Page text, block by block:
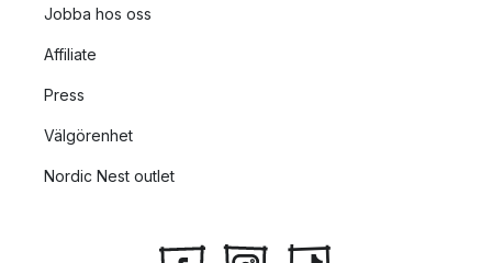
Jobba hos oss
Affiliate
Press
Välgörenhet
Nordic Nest outlet